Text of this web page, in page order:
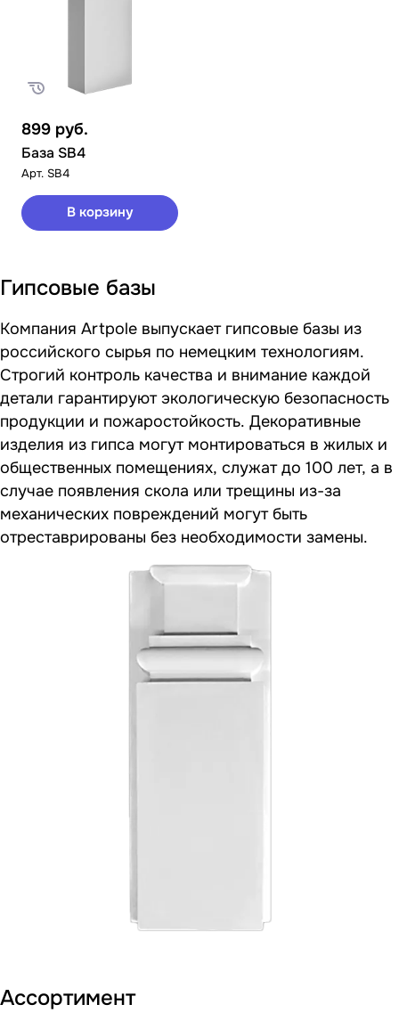
899 руб.
База SB4
Арт. SB4
В корзину
Гипсовые базы
Компания Artpole выпускает гипсовые базы из
российского сырья по немецким технологиям.
Строгий контроль качества и внимание каждой
детали гарантируют экологическую безопасность
продукции и пожаростойкость. Декоративные
изделия из гипса могут монтироваться в жилых и
общественных помещениях, служат до 100 лет, а в
случае появления скола или трещины из-за
механических повреждений могут быть
отреставрированы без необходимости замены.
Ассортимент